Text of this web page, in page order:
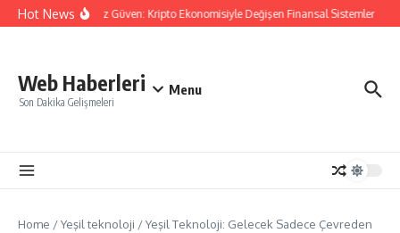
İçeriğe atla
Hot NewsAracısız Güven: Kripto Ekonomisiyle Değişen Finansal Sistemler
Web Haberleri
Son Dakika Gelişmeleri
Menu
Home /Yeşil teknoloji /Yeşil Teknoloji: Gelecek Sadece Çevreden